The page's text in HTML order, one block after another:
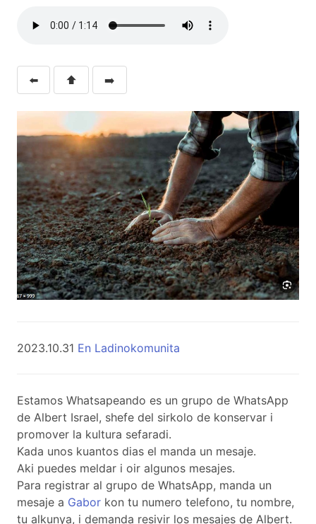
⬅️ ⬆️ ➡️
2023.10.31 En Ladinokomunita
Estamos Whatsapeando es un grupo de WhatsApp
de Albert Israel, shefe del sirkolo de konservar i
promover la kultura sefaradi.
Kada unos kuantos dias el manda un mesaje.
Aki puedes meldar i oir algunos mesajes.
Para registrar al grupo de WhatsApp, manda un
mesaje a Gabor kon tu numero telefono, tu nombre,
tu alkunya, i demanda resivir los mesajes de Albert.